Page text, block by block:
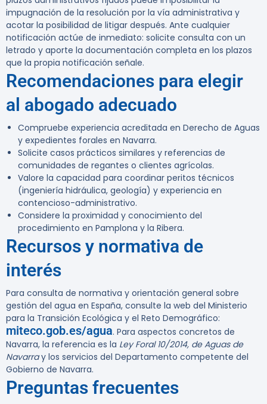
impugnación de la resolución por la vía administrativa y
acotar la posibilidad de litigar después. Ante cualquier
notificación actúe de inmediato: solicite consulta con un
letrado y aporte la documentación completa en los plazos
que la propia notificación señale.
Recomendaciones para elegir
al abogado adecuado
Compruebe experiencia acreditada en Derecho de Aguas
y expedientes forales en Navarra.
Solicite casos prácticos similares y referencias de
comunidades de regantes o clientes agrícolas.
Valore la capacidad para coordinar peritos técnicos
(ingeniería hidráulica, geología) y experiencia en
contencioso-administrativo.
Considere la proximidad y conocimiento del
procedimiento en Pamplona y la Ribera.
Recursos y normativa de
interés
Para consulta de normativa y orientación general sobre
gestión del agua en España, consulte la web del Ministerio
para la Transición Ecológica y el Reto Demográfico:
miteco.gob.es/agua. Para aspectos concretos de
Navarra, la referencia es la Ley Foral 10/2014, de Aguas de
Navarray los servicios del Departamento competente del
Gobierno de Navarra.
Preguntas frecuentes